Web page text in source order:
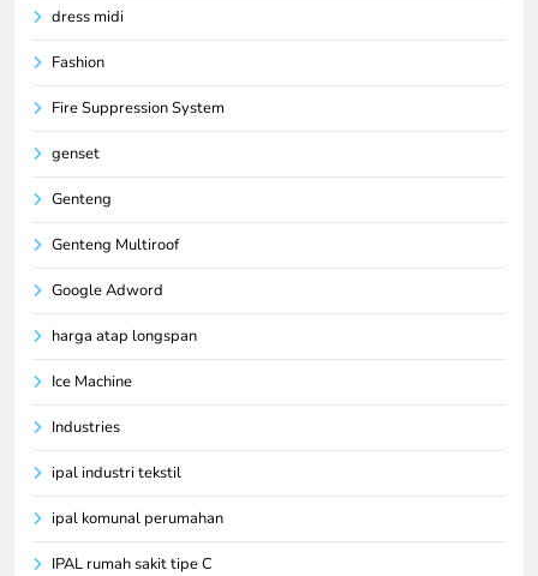
dress midi
Fashion
Fire Suppression System
genset
Genteng
Genteng Multiroof
Google Adword
harga atap longspan
Ice Machine
Industries
ipal industri tekstil
ipal komunal perumahan
IPAL rumah sakit tipe C